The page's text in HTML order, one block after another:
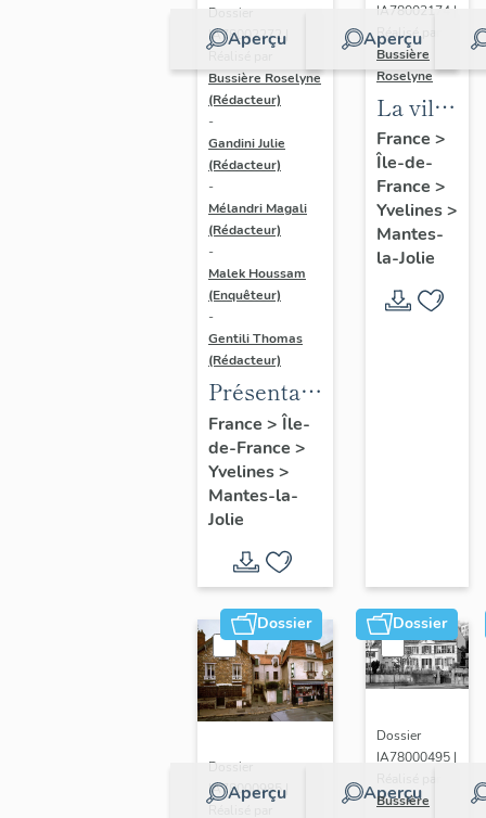
Aperçu
Dossier
IA78002272 |
Bussière Roselyne
(Rédacteur)
-
Gandini Julie
(Rédacteur)
-
Mélandri Magali
(Rédacteur)
-
Malek Houssam
(Enquêteur)
-
Gentili Thomas
(Rédacteur)
Présentation
de l'étude
France > Île-
de-France >
Yvelines>
Mantes-la-
Jolie
Aperçu
IA78002174 |
Réalisé par
Bussière
Roselyne
La ville
de
Mantes-
la-Jolie
France >
Île-de-
France >
Yvelines>
Mantes-
la-Jolie
Dossier
Aperçu
Dossier
IA78000985 |
Dossier
Aperçu
Dossier
IA78000495 |
Bussière